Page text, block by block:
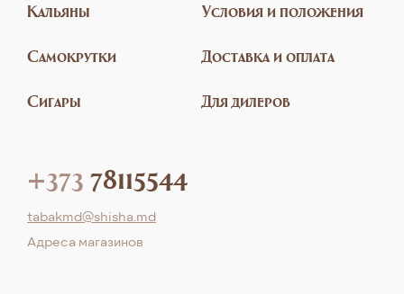
Кальяны
Самокрутки
Сигары
Условия и положения
Доставка и оплата
Для дилеров
+373 78115544
tabakmd@shisha.md
Aдреса магазинов